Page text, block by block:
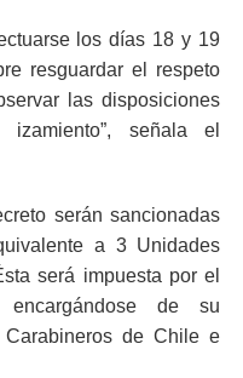
los días 18 y 19
resguardar el respeto
las disposiciones
señala el
serán sancionadas
a 3 Unidades
será impuesta por el
de su
de Chile e